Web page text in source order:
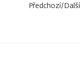
Předchozí/Další